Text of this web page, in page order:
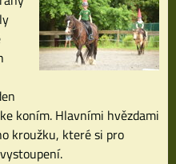
koním. Hlavními hvězdami
kroužku, které si pro